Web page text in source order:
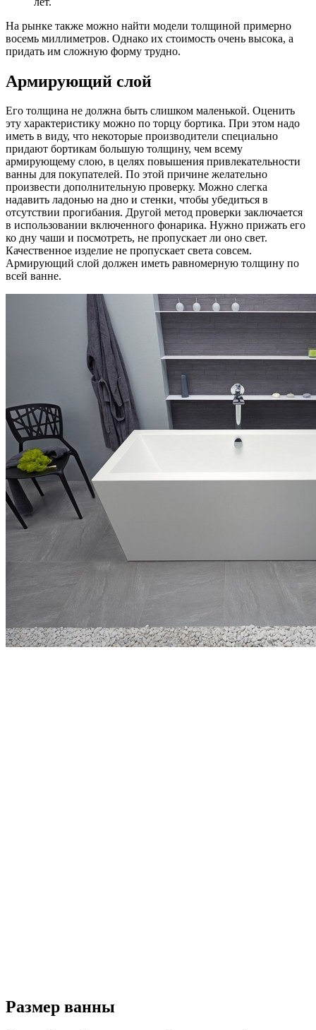
На рынке также можно найти модели толщиной примерно
восемь миллиметров. Однако их стоимость очень высока, а
придать им сложную форму трудно.
Армирующий слой
Его толщина не должна быть слишком маленькой. Оценить
эту характеристику можно по торцу бортика. При этом надо
иметь в виду, что некоторые производители специально
придают бортикам большую толщину, чем всему
армирующему слою, в целях повышения привлекательности
ванны для покупателей. По этой причине желательно
произвести дополнительную проверку. Можно слегка
надавить ладонью на дно и стенки, чтобы убедиться в
отсутствии прогибания. Другой метод проверки заключается
в использовании включенного фонарика. Нужно прижать его
ко дну чаши и посмотреть, не пропускает ли оно свет.
Качественное изделие не пропускает света совсем.
Армирующий слой должен иметь равномерную толщину по
всей ванне.
Размер ванны